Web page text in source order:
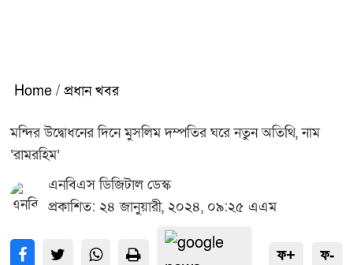
Home / প্রধান খবর
মন্দির উদ্বোধনের দিনে মুসলিম দম্পতির ঘরে নতুন অতিথি, নাম
‘রামরহিম’
এনবিএস ডিজিটাল ডেস্ক
প্রকাশিত: ২৪ জানুয়ারী, ২০২৪, ০৯:২৫ এএম
ফ+ ফ-